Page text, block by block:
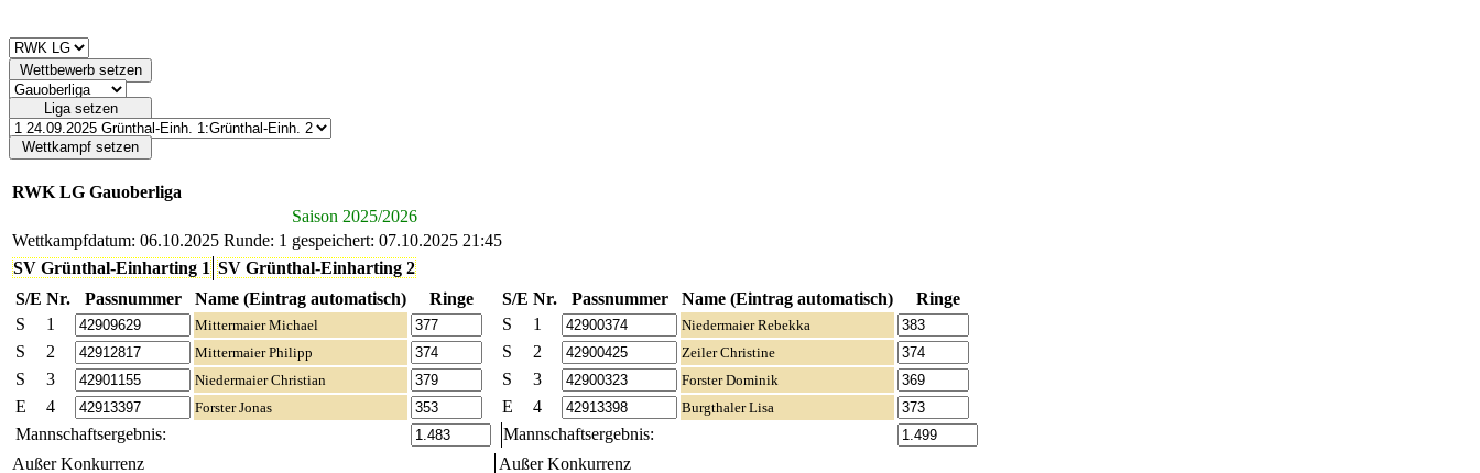
RWK LG Gauoberliga
Saison 2025/2026
Wettkampfdatum: 06.10.2025 Runde: 1 gespeichert: 07.10.2025 21:45
SV Grünthal-Einharting 1 SV Grünthal-Einharting 2
S/E Nr. Passnummer Name (Eintrag automatisch)
Ringe
S
1 Mittermaier Michael
S 2 Mittermaier Philipp
S 3 Niedermaier Christian
E 4 Forster Jonas
Mannschaftsergebnis:
S/E Nr. Passnummer Name (Eintrag automatisch)
Ringe
S
1 Niedermaier Rebekka
S 2 Zeiler Christine
S 3 Forster Dominik
E 4 Burgthaler Lisa
Mannschaftsergebnis:
Außer Konkurrenz
Außer Konkurrenz